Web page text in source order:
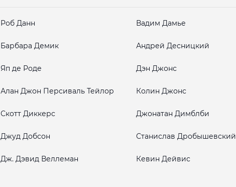
Роб Данн Вадим Дамье
Барбара Демик Андрей Десницкий
Яп де Роде Дэн Джонс
Алан Джон Персиваль Тейлор Колин Джонс
Скотт Диккерс Джонатан Димблби
Джуд Добсон Станислав Дробышевский
Дж. Дэвид Веллеман Кевин Дейвис